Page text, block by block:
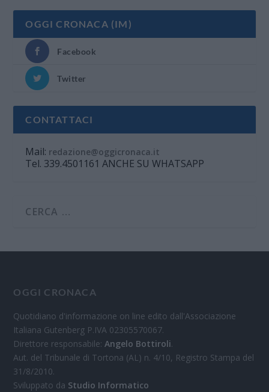
OGGI CRONACA (IM)
Facebook
Twitter
CONTATTACI
Mail: redazione@oggicronaca.it
Tel. 339.4501161 ANCHE SU WHATSAPP
OGGI CRONACA
Quotidiano d'informazione on line edito dall'Associazione
Italiana Gutenberg P.IVA 02305570067.
Direttore responsabile:Angelo Bottiroli.
Aut. del Tribunale di Tortona (AL) n. 4/10, Registro Stampa del
31/8/2010.
Sviluppato da Studio Informatico